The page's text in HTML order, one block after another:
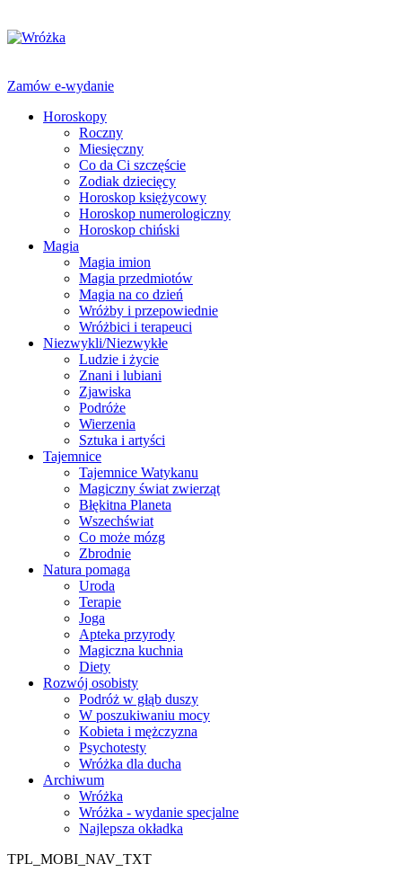
Zamów e-wydanie
Horoskopy
Roczny
Miesięczny
Co da Ci szczęście
Zodiak dziecięcy
Horoskop księżycowy
Horoskop numerologiczny
Horoskop chiński
Magia
Magia imion
Magia przedmiotów
Magia na co dzień
Wróżby i przepowiednie
Wróżbici i terapeuci
Niezwykli/Niezwykłe
Ludzie i życie
Znani i lubiani
Zjawiska
Podróże
Wierzenia
Sztuka i artyści
Tajemnice
Tajemnice Watykanu
Magiczny świat zwierząt
Błękitna Planeta
Wszechświat
Co może mózg
Zbrodnie
Natura pomaga
Uroda
Terapie
Joga
Apteka przyrody
Magiczna kuchnia
Diety
Rozwój osobisty
Podróż w głąb duszy
W poszukiwaniu mocy
Kobieta i mężczyzna
Psychotesty
Wróżka dla ducha
Archiwum
Wróżka
Wróżka - wydanie specjalne
Najlepsza okładka
TPL_MOBI_NAV_TXT